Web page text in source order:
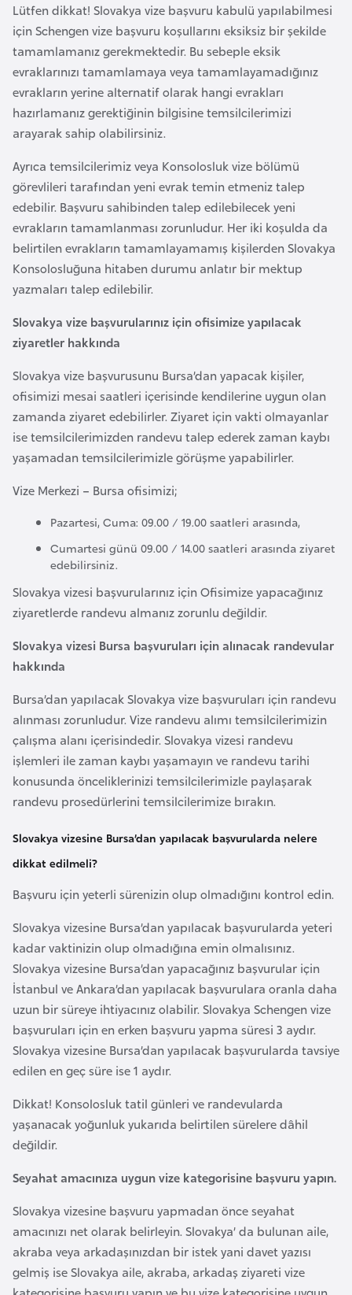
Lütfen dikkat! Slovakya vize başvuru kabulü yapılabilmesi
için Schengen vize başvuru koşullarını eksiksiz bir şekilde
tamamlamanız gerekmektedir. Bu sebeple eksik
evraklarınızı tamamlamaya veya tamamlayamadığınız
evrakların yerine alternatif olarak hangi evrakları
hazırlamanız gerektiğinin bilgisine temsilcilerimizi
arayarak sahip olabilirsiniz.
Ayrıca temsilcilerimiz veya Konsolosluk vize bölümü
görevlileri tarafından yeni evrak temin etmeniz talep
edebilir. Başvuru sahibinden talep edilebilecek yeni
evrakların tamamlanması zorunludur. Her iki koşulda da
belirtilen evrakların tamamlayamamış kişilerden Slovakya
Konsolosluğuna hitaben durumu anlatır bir mektup
yazmaları talep edilebilir.
Slovakya vize başvurularınız için ofisimize yapılacak
ziyaretler hakkında
Slovakya vize başvurusunu Bursa’dan yapacak kişiler,
ofisimizi mesai saatleri içerisinde kendilerine uygun olan
zamanda ziyaret edebilirler. Ziyaret için vakti olmayanlar
ise temsilcilerimizden randevu talep ederek zaman kaybı
yaşamadan temsilcilerimizle görüşme yapabilirler.
Vize Merkezi – Bursa ofisimizi;
Pazartesi, Cuma: 09.00 / 19.00 saatleri arasında,
Cumartesi günü 09.00 / 14.00 saatleri arasında ziyaret
edebilirsiniz.
Slovakya vizesi başvurularınız için Ofisimize yapacağınız
ziyaretlerde randevu almanız zorunlu değildir.
Slovakya vizesi Bursa başvuruları için alınacak randevular
hakkında
Bursa’dan yapılacak Slovakya vize başvuruları için randevu
alınması zorunludur. Vize randevu alımı temsilcilerimizin
çalışma alanı içerisindedir. Slovakya vizesi randevu
işlemleri ile zaman kaybı yaşamayın ve randevu tarihi
konusunda önceliklerinizi temsilcilerimizle paylaşarak
randevu prosedürlerini temsilcilerimize bırakın.
Slovakya vizesine Bursa’dan yapılacak başvurularda nelere
dikkat edilmeli?
Başvuru için yeterli sürenizin olup olmadığını kontrol edin.
Slovakya vizesine Bursa’dan yapılacak başvurularda yeteri
kadar vaktinizin olup olmadığına emin olmalısınız.
Slovakya vizesine Bursa’dan yapacağınız başvurular için
İstanbul ve Ankara’dan yapılacak başvurulara oranla daha
uzun bir süreye ihtiyacınız olabilir. Slovakya Schengen vize
başvuruları için en erken başvuru yapma süresi 3 aydır.
Slovakya vizesine Bursa’dan yapılacak başvurularda tavsiye
edilen en geç süre ise 1 aydır.
Dikkat! Konsolosluk tatil günleri ve randevularda
yaşanacak yoğunluk yukarıda belirtilen sürelere dâhil
değildir.
Seyahat amacınıza uygun vize kategorisine başvuru yapın.
Slovakya vizesine başvuru yapmadan önce seyahat
amacınızı net olarak belirleyin. Slovakya’ da bulunan aile,
akraba veya arkadaşınızdan bir istek yani davet yazısı
gelmiş ise Slovakya aile, akraba, arkadaş ziyareti vize
n
a
H
e
r
s
e
k
B
u
l
g
a
i
s
t
a
n
B
r
F
a
s
o
Ç
a
d
Ç
k
C
m
u
t
i
C
e
z
y
i
r
C